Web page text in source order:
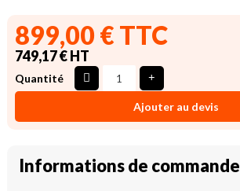
899,00 € TTC
749,17 € HT
Quantité
Ajouter au devis
Informations de commande